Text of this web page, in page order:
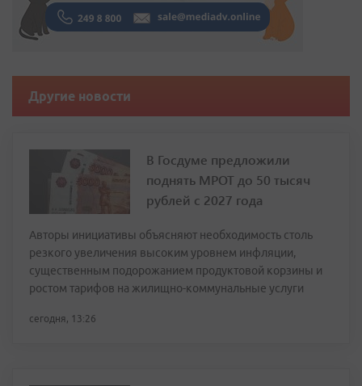
Другие новости
В Госдуме предложили
поднять МРОТ до 50 тысяч
рублей с 2027 года
Авторы инициативы объясняют необходимость столь
резкого увеличения высоким уровнем инфляции,
существенным подорожанием продуктовой корзины и
ростом тарифов на жилищно-коммунальные услуги
сегодня, 13:26